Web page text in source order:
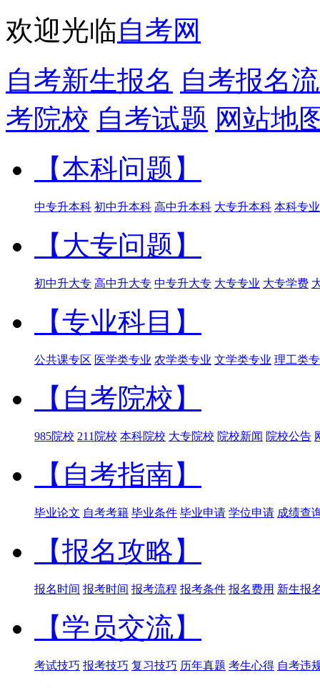
欢迎光临自考网
自考新生报名 自考报名
考院校 自考试题 网站地
【本科问题】
中专升本科 初中升本科 高中升本科 大专升本科 本科专业
【大专问题】
初中升大专 高中升大专 中专升大专 大专专业 大专学费
【专业科目】
公共课专区 医学类专业 农学类专业 文学类专业 理工类
【自考院校】
985院校 211院校 本科院校 大专院校 院校新闻 院校公告
【自考指南】
毕业论文 自考考籍 毕业条件 毕业申请 学位申请 成绩查
【报名攻略】
报名时间 报考时间 报考流程 报考条件 报名费用 新生报
【学员交流】
考试技巧 报考技巧 复习技巧 历年真题 考生心得 自考违